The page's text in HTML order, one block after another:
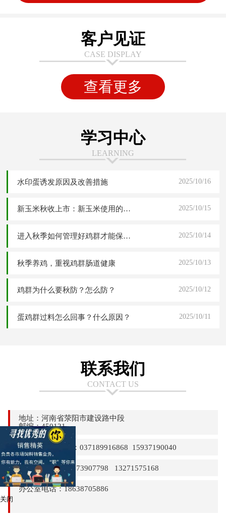
新，让使用产品的客户满意。安全、稳定、高质量的产品输出是
客户见证
CASE DISPLAY
查看更多
学习中心
LEARNING
水印蛋诱发原因及改善措施 2025/10/16
新玉米秋收上市：新玉米使用的四大危害分析与五大解决应对方案 2025/10/15
进入秋季如何管理好鸡群才能保障高产稳产 2025/10/14
秋季养鸡，重视鸡群肠道健康 2025/10/13
鸡群为什么要秋防？怎么防？ 2025/10/12
蛋鸡群过料怎么回事？什么原因？ 2025/10/11
联系我们
CONTACT US
地址：河南省荥阳市建设路中段
邮编：450121
24小时热线电话：037189916868 15937190040
销售部电话：13373907798 13271575168
办公室电话：18638705886
关闭